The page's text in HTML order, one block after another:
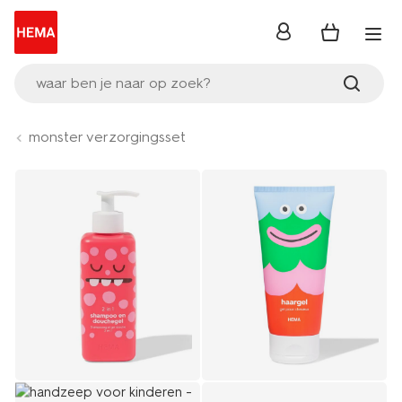
waar ben je naar op zoek?
inloggen
monster verzorgingsset